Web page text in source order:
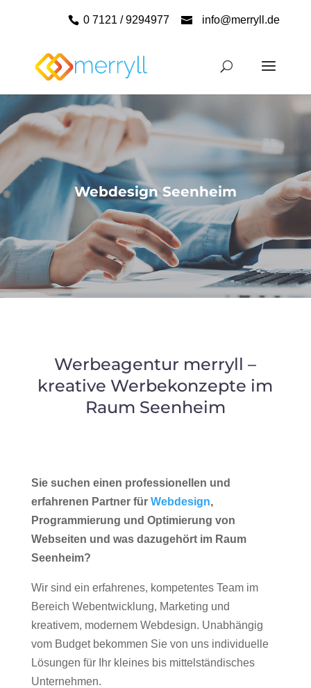
0 7121 / 9294977 info@merryll.de
Webdesign Seenheim
Werbeagentur merryll –
kreative Werbekonzepte im
Raum Seenheim
Sie suchen einen professionellen und
erfahrenen Partner für Webdesign,
Programmierung und Optimierung von
Webseiten und was dazugehört im Raum
Seenheim?
Wir sind ein erfahrenes, kompetentes Team im
Bereich Webentwicklung, Marketing und
kreativem, modernem Webdesign. Unabhängig
vom Budget bekommen Sie von uns individuelle
Lösungen für Ihr kleines bis mittelständisches
Unternehmen.